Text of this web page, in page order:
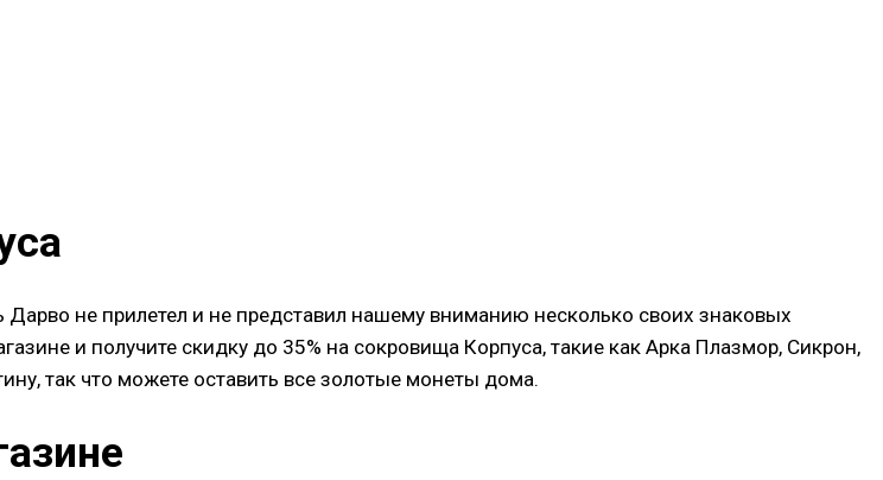
не прилетел и не представил нашему вниманию несколько своих знаковых
и получите скидку до 35% на сокровища Корпуса, такие как Арка Плазмор, Сикрон,
так что можете оставить все золотые монеты дома.